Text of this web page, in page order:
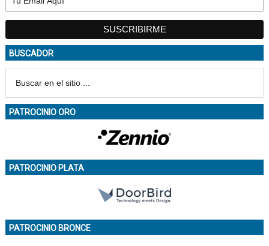
BUSCADOR
PATROCINIO ORO
PATROCINIO PLATA
PATROCINIO BRONCE